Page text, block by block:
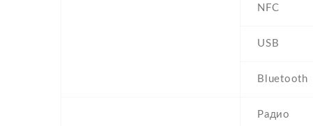
NFC
USB
Bluetooth
Радио